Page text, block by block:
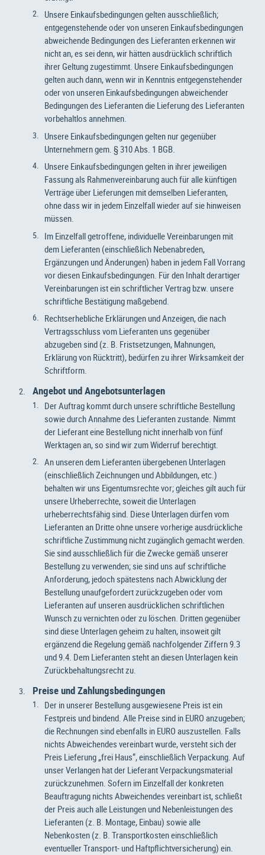
Unsere Einkaufsbedingungen gelten ausschließlich;
entgegenstehende oder von unseren Einkaufsbedingungen
abweichende Bedingungen des Lieferanten erkennen wir
nicht an, es sei denn, wir hätten ausdrücklich schriftlich
ihrer Geltung zugestimmt. Unsere Einkaufsbedingungen
gelten auch dann, wenn wir in Kenntnis entgegenstehender
oder von unseren Einkaufsbedingungen abweichender
Bedingungen des Lieferanten die Lieferung des Lieferanten
vorbehaltlos annehmen.
Unsere Einkaufsbedingungen gelten nur gegenüber
Unternehmern gem. § 310 Abs. 1 BGB.
Unsere Einkaufsbedingungen gelten in ihrer jeweiligen
Fassung als Rahmenvereinbarung auch für alle künftigen
Verträge über Lieferungen mit demselben Lieferanten,
ohne dass wir in jedem Einzelfall wieder auf sie hinweisen
müssen.
Im Einzelfall getroffene, individuelle Vereinbarungen mit
dem Lieferanten (einschließlich Nebenabreden,
Ergänzungen und Änderungen) haben in jedem Fall Vorrang
vor diesen Einkaufsbedingungen. Für den Inhalt derartiger
Vereinbarungen ist ein schriftlicher Vertrag bzw. unsere
schriftliche Bestätigung maßgebend.
Rechtserhebliche Erklärungen und Anzeigen, die nach
Vertragsschluss vom Lieferanten uns gegenüber
abzugeben sind (z. B. Fristsetzungen, Mahnungen,
Erklärung von Rücktritt), bedürfen zu ihrer Wirksamkeit der
Schriftform.
Angebot und Angebotsunterlagen
Der Auftrag kommt durch unsere schriftliche Bestellung
sowie durch Annahme des Lieferanten zustande. Nimmt
der Lieferant eine Bestellung nicht innerhalb von fünf
Werktagen an, so sind wir zum Widerruf berechtigt.
An unseren dem Lieferanten übergebenen Unterlagen
(einschließlich Zeichnungen und Abbildungen, etc.)
behalten wir uns Eigentumsrechte vor; gleiches gilt auch für
unsere Urheberrechte, soweit die Unterlagen
urheberrechtsfähig sind. Diese Unterlagen dürfen vom
Lieferanten an Dritte ohne unsere vorherige ausdrückliche
schriftliche Zustimmung nicht zugänglich gemacht werden.
Sie sind ausschließlich für die Zwecke gemäß unserer
Bestellung zu verwenden; sie sind uns auf schriftliche
Anforderung, jedoch spätestens nach Abwicklung der
Bestellung unaufgefordert zurückzugeben oder vom
Lieferanten auf unseren ausdrücklichen schriftlichen
Wunsch zu vernichten oder zu löschen. Dritten gegenüber
sind diese Unterlagen geheim zu halten, insoweit gilt
ergänzend die Regelung gemäß nachfolgender Ziffern 9.3
und 9.4. Dem Lieferanten steht an diesen Unterlagen kein
Zurückbehaltungsrecht zu.
Preise und Zahlungsbedingungen
Der in unserer Bestellung ausgewiesene Preis ist ein
Festpreis und bindend. Alle Preise sind in EURO anzugeben;
die Rechnungen sind ebenfalls in EURO auszustellen. Falls
nichts Abweichendes vereinbart wurde, versteht sich der
Preis Lieferung „frei Haus“, einschließlich Verpackung. Auf
unser Verlangen hat der Lieferant Verpackungsmaterial
zurückzunehmen. Sofern im Einzelfall der konkreten
Beauftragung nichts Abweichendes vereinbart ist, schließt
der Preis auch alle Leistungen und Nebenleistungen des
Lieferanten (z. B. Montage, Einbau) sowie alle
Nebenkosten (z. B. Transportkosten einschließlich
eventueller Transport- und Haftpflichtversicherung) ein.